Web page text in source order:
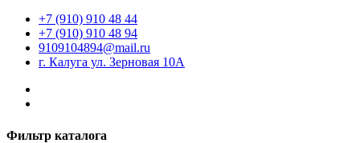
+7 (910) 910 48 44
+7 (910) 910 48 94
9109104894@mail.ru
г. Калуга ул. Зерновая 10А
Фильтр каталога